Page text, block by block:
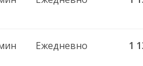
Ежедневно 1